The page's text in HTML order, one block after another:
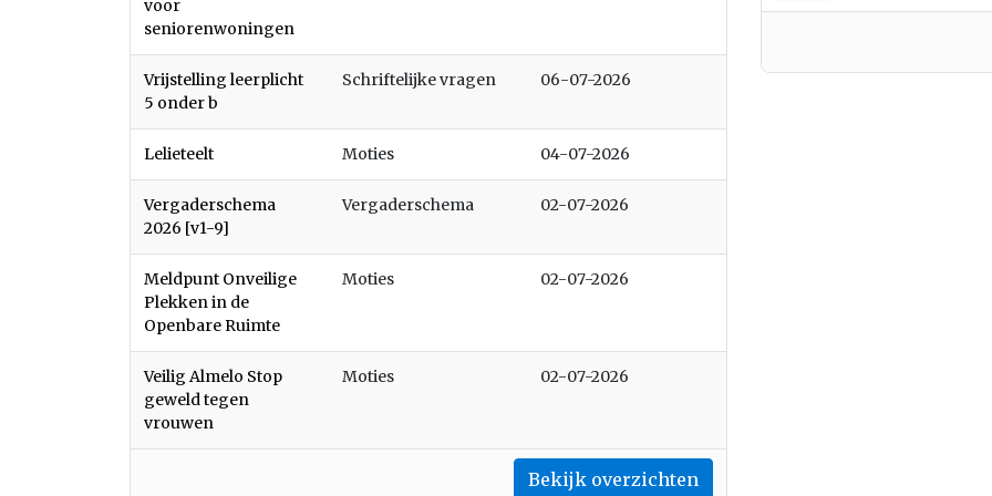
voor
seniorenwoningen
Vrijstelling leerplicht
5 onder b
Schriftelijke vragen 06-07-2026
Lelieteelt Moties 04-07-2026
Vergaderschema
2026 [v1-9]
Vergaderschema 02-07-2026
Meldpunt Onveilige
Plekken in de
Openbare Ruimte
Moties 02-07-2026
Veilig Almelo Stop
geweld tegen
vrouwen
Moties 02-07-2026
Bekijk overzichten